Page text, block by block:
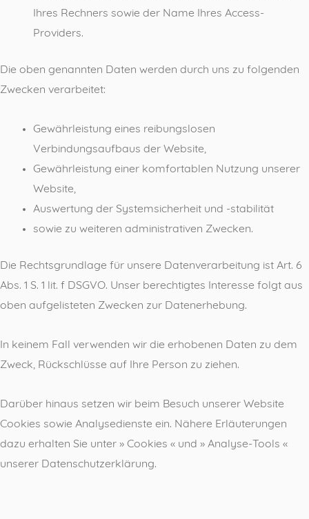
Ihres Rechners sowie der Name Ihres Access-
Providers.
Die oben genannten Daten werden durch uns zu folgenden
Zwecken verarbeitet:
Gewährleistung eines reibungslosen
Verbindungsaufbaus der Website,
Gewährleistung einer komfortablen Nutzung unserer
Website,
Auswertung der Systemsicherheit und -stabilität
sowie zu weiteren administrativen Zwecken.
Die Rechtsgrundlage für unsere Datenverarbeitung ist Art. 6
Abs. 1 S. 1 lit. f DSGVO. Unser berechtigtes Interesse folgt aus
oben aufgelisteten Zwecken zur Datenerhebung.
In keinem Fall verwenden wir die erhobenen Daten zu dem
Zweck, Rückschlüsse auf Ihre Person zu ziehen.
Darüber hinaus setzen wir beim Besuch unserer Website
Cookies sowie Analysedienste ein. Nähere Erläuterungen
dazu erhalten Sie unter » Cookies « und » Analyse-Tools «
unserer Datenschutzerklärung.